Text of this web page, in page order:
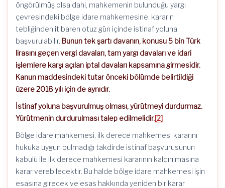
öngörülmüş olsa dahi, mahkemenin bulunduğu yargı
çevresindeki bölge idare mahkemesine, kararın
tebliğinden itibaren otuz gün içinde istinaf yoluna
başvurulabilir. Bunun tek şartı davanın, konusu 5 bin Türk
lirasını geçen vergi davaları, tam yargı davaları ve idari
işlemlere karşı açılan iptal davaları kapsamına girmesidir.
Kanun maddesindeki tutar önceki bölümde belirtildiği
üzere 2018 yılı için de aynıdır.
İstinaf yoluna başvurulmuş olması, yürütmeyi durdurmaz.
Yürütmenin durdurulması talep edilmelidir.[2]
Bölge idare mahkemesi, ilk derece mahkemesi kararını
hukuka uygun bulmadığı takdirde istinaf başvurusunun
kabulü ile ilk derece mahkemesi kararının kaldırılmasına
karar verebilecektir. Bu halde bölge idare mahkemesi işin
esasına girecek ve esas hakkında yeniden bir karar